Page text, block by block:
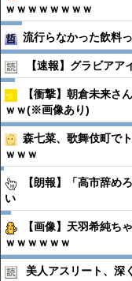
ｗｗｗｗｗｗｗｗ
流行らなかった飲料
【速報】グラビア
【衝撃】朝倉未来さ
ｗｗ(※画像あり)
森七菜、歌舞伎町で
ｗｗｗ
【朗報】「高市辞め
い
【画像】天羽希純ち
ｗｗｗｗｗｗ
美人アスリート、深